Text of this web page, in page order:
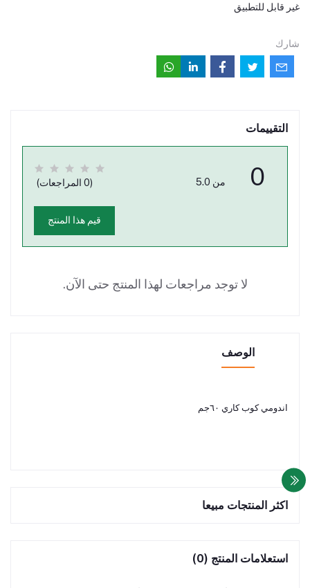
غير قابل للتطبيق
شارك
التقييمات
0 من 5.0 (0 المراجعات)
قيم هذا المنتج
لا توجد مراجعات لهذا المنتج حتى الآن.
الوصف
اندومي كوب كاري ٦٠جم
اكثر المنتجات مبيعا
استعلامات المنتج (0)